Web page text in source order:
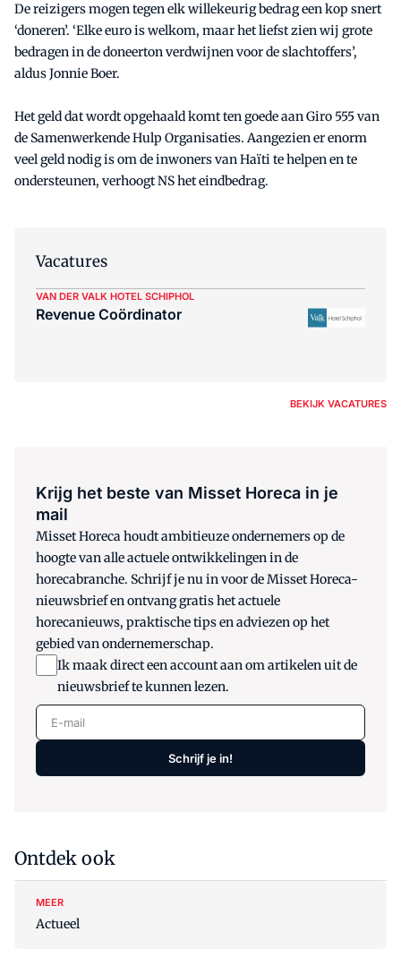
De reizigers mogen tegen elk willekeurig bedrag een kop snert
‘doneren’. ‘Elke euro is welkom, maar het liefst zien wij grote
bedragen in de doneerton verdwijnen voor de slachtoffers’,
aldus Jonnie Boer.
Het geld dat wordt opgehaald komt ten goede aan Giro 555 van
de Samenwerkende Hulp Organisaties. Aangezien er enorm
veel geld nodig is om de inwoners van Haïti te helpen en te
ondersteunen, verhoogt NS het eindbedrag.
Vacatures
VAN DER VALK HOTEL SCHIPHOL
Revenue Coördinator
BEKIJK VACATURES
Krijg het beste van Misset Horeca in je
mail
Misset Horeca houdt ambitieuze ondernemers op de
hoogte van alle actuele ontwikkelingen in de
horecabranche. Schrijf je nu in voor de Misset Horeca-
nieuwsbrief en ontvang gratis het actuele
horecanieuws, praktische tips en adviezen op het
gebied van ondernemerschap.
Ik maak direct een account aan om artikelen uit de
nieuwsbrief te kunnen lezen.
E-mail
Schrijf je in!
Ontdek ook
MEER
Actueel